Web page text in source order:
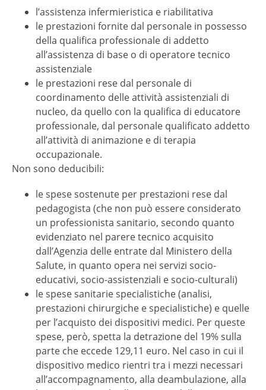
l’assistenza infermieristica e riabilitativa
le prestazioni fornite dal personale in possesso
della qualifica professionale di addetto
all’assistenza di base o di operatore tecnico
assistenziale
le prestazioni rese dal personale di
coordinamento delle attività assistenziali di
nucleo, da quello con la qualifica di educatore
professionale, dal personale qualificato addetto
all’attività di animazione e di terapia
occupazionale.
Non sono deducibili:
le spese sostenute per prestazioni rese dal
pedagogista (che non può essere considerato
un professionista sanitario, secondo quanto
evidenziato nel parere tecnico acquisito
dall’Agenzia delle entrate dal Ministero della
Salute, in quanto opera nei servizi socio-
educativi, socio-assistenziali e socio-culturali)
le spese sanitarie specialistiche (analisi,
prestazioni chirurgiche e specialistiche) e quelle
per l’acquisto dei dispositivi medici. Per queste
spese, però, spetta la detrazione del 19% sulla
parte che eccede 129,11 euro. Nel caso in cui il
dispositivo medico rientri tra i mezzi necessari
all’accompagnamento, alla deambulazione, alla